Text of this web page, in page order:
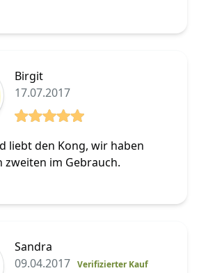
Birgit
17.07.2017
liebt den Kong, wir haben
zweiten im Gebrauch.
Sandra
09.04.2017 Verifizierter Kauf